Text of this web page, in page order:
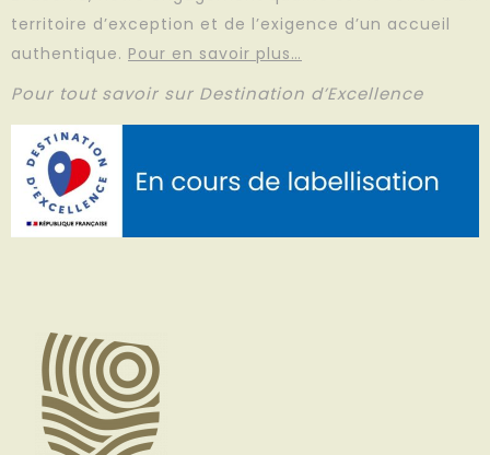
territoire d’exception et de l’exigence d’un accueil
authentique. Pour en savoir plus…
Pour tout savoir sur Destination d’Excellence